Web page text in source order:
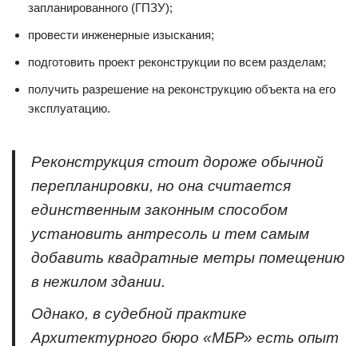
запланированного (ГПЗУ);
провести инженерные изыскания;
подготовить проект реконструкции по всем разделам;
получить разрешение на реконструкцию объекта на его
эксплуатацию.
Реконструкция стоит дороже обычной
перепланировки, но она считается
единственным законным способом
установить антресоль и тем самым
добавить квадратные метры помещению
в нежилом здании.
Однако, в судебной практике
Архитектурного бюро «МБР» есть опыт